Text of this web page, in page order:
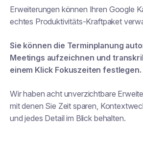
Erweiterungen können Ihren Google
echtes Produktivitäts-Kraftpaket
Sie können die Terminplanung
Meetings aufzeichnen und
einem Klick Fokuszeiten festlegen.
Wir haben acht unverzichtbare
mit denen Sie Zeit sparen,
und jedes Detail im Blick behalten.